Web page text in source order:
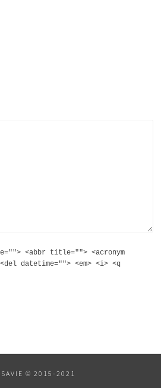
<abbr title=""> <acronym
datetime=""> <em> <i> <q
© 2015-2021